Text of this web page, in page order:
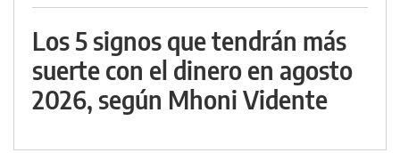
Los 5 signos que tendrán más
suerte con el dinero en agosto
2026, según Mhoni Vidente